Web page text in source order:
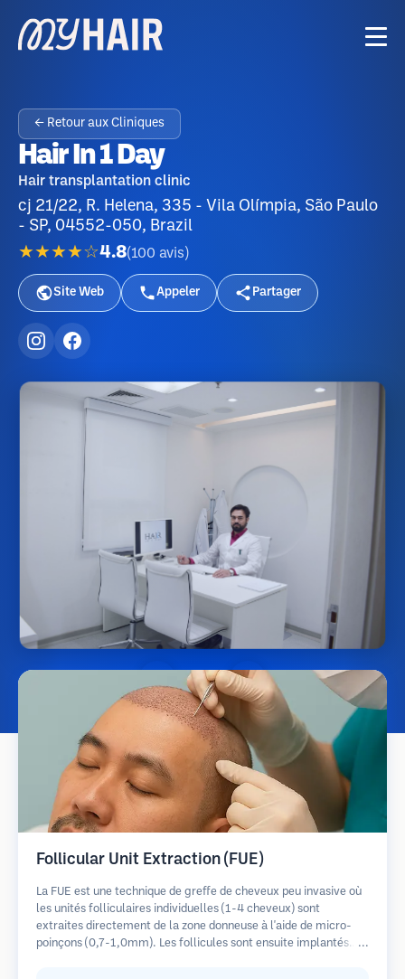
← Retour aux Cliniques
Hair In 1 Day
Hair transplantation clinic
cj 21/22, R. Helena, 335 - Vila Olímpia, São Paulo
- SP, 04552-050, Brazil
★★★★☆4.8(100 avis )
Site Web Appeler Partager
Follicular Unit Extraction (FUE)
La FUE est une technique de greffe de cheveux peu invasive où
les unités folliculaires individuelles (1-4 cheveux) sont
extraites directement de la zone donneuse à l'aide de micro-
poinçons (0,7-1,0mm). Les follicules sont ensuite implantés